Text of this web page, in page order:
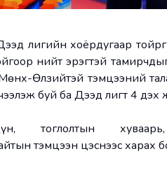
лигийн хоёрдугаар
нийт эрэгтэй
Өлзийтэй тэмцээний
буй ба Дээд лигт 4 дэх
тоглолтын
тэмцээн цэснээс харах